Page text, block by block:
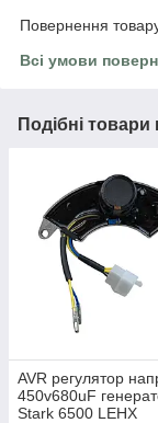
Повернення
Всі умови
Подібні товари
AVR регулятор
450v680uF
Stark 6500 LEHX